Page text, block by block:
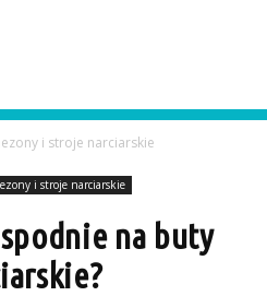
i stroje narciarskie
i stroje narciarskie
spodnie na buty